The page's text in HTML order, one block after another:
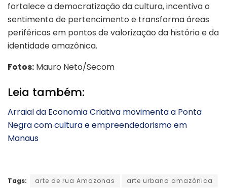
fortalece a democratização da cultura, incentiva o
sentimento de pertencimento e transforma áreas
periféricas em pontos de valorização da história e da
identidade amazônica.
Fotos: Mauro Neto/Secom
Leia também:
Arraial da Economia Criativa movimenta a Ponta
Negra com cultura e empreendedorismo em
Manaus
Tags: arte de rua Amazonas arte urbana amazônica